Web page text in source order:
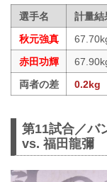
選手名 計量結
秋元強真
赤田功輝
両者の差
0.2kg
第11試合／バ
vs. 福田龍彌